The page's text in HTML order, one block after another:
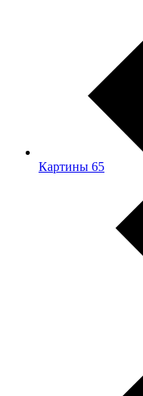
Картины 65